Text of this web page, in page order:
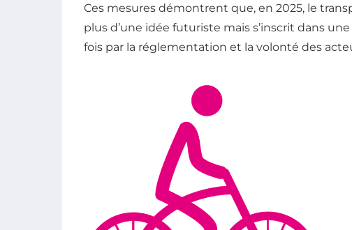
Ces mesures démontrent que, en 2025, le
plus d’une idée futuriste mais s’inscrit dans
fois par la réglementation et la volonté des